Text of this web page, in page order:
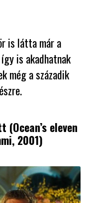
is látta már a
is akadhatnak
még a századik
eleven
2001)